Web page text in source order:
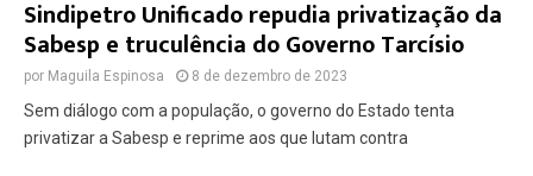
Sindipetro Unificado repudia privatização da
Sabesp e truculência do Governo Tarcísio
por Maguila Espinosa 8 de dezembro de 2023
Sem diálogo com a população, o governo do Estado tenta
privatizar a Sabesp e reprime aos que lutam contra